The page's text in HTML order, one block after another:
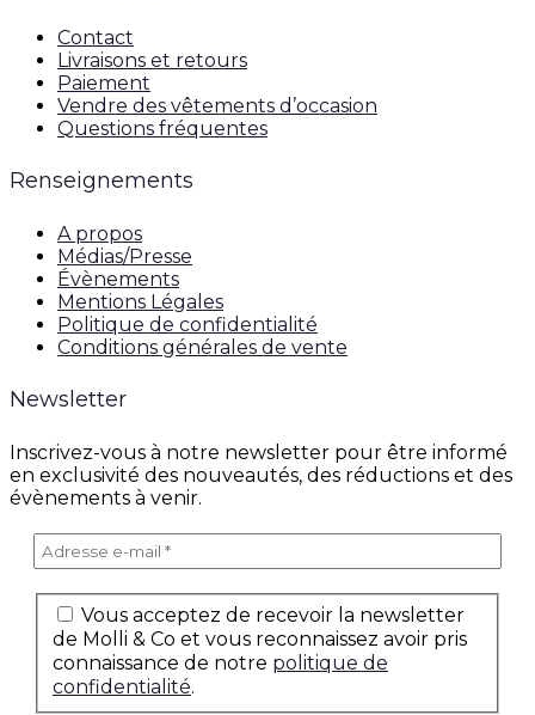
Contact
Livraisons et retours
Paiement
Vendre des vêtements d’occasion
Questions fréquentes
Renseignements
A propos
Médias/Presse
Évènements
Mentions Légales
Politique de confidentialité
Conditions générales de vente
Newsletter
Inscrivez-vous à notre newsletter pour être informé
en exclusivité des nouveautés, des réductions et des
évènements à venir.
Vous acceptez de recevoir la newsletter
de Molli & Co et vous reconnaissez avoir pris
connaissance de notre politique de
confidentialité.